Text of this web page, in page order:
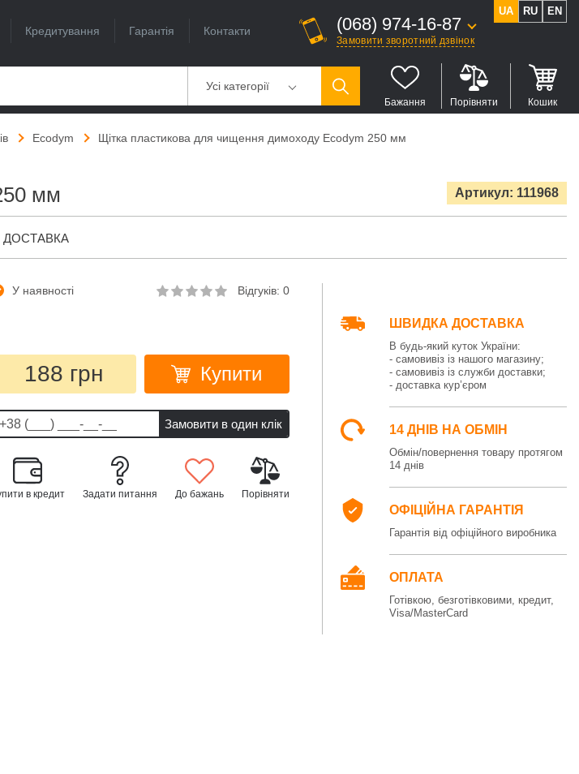
Кредитування Гарантія Контакти (068) 974-16-87
Замовити зворотний дзвінок
UA RU EN
Усі категорії
Бажання Порівняти Кошик
Ecodym Щітка пластикова для чищення димоходу Ecodym 250 мм
мм Артикул: 111968
ДОСТАВКА
У наявності Відгуків: 0
188 грн Купити
в кредит Задати питання До бажань Порівняти
ШВИДКА ДОСТАВКА
В будь-який куток України:
- самовивіз із нашого магазину;
- самовивіз із служби доставки;
- доставка кур’єром
14 ДНІВ НА ОБМІН
Обмін/повернення товару протягом
14 днів
ОФІЦІЙНА ГАРАНТІЯ
Гарантія від офіційного виробника
ОПЛАТА
Готівкою, безготівковими, кредит,
Visa/MasterCard